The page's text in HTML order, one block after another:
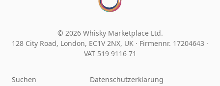
© 2026 Whisky Marketplace Ltd.
128 City Road, London, EC1V 2NX, UK · Firmennr. 17204643 ·
VAT 519 9116 71
Suchen
Datenschutzerklärung